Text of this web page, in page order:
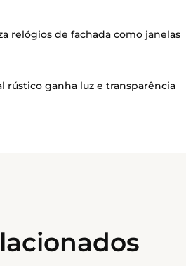
relógios de fachada como janelas
rústico ganha luz e transparência